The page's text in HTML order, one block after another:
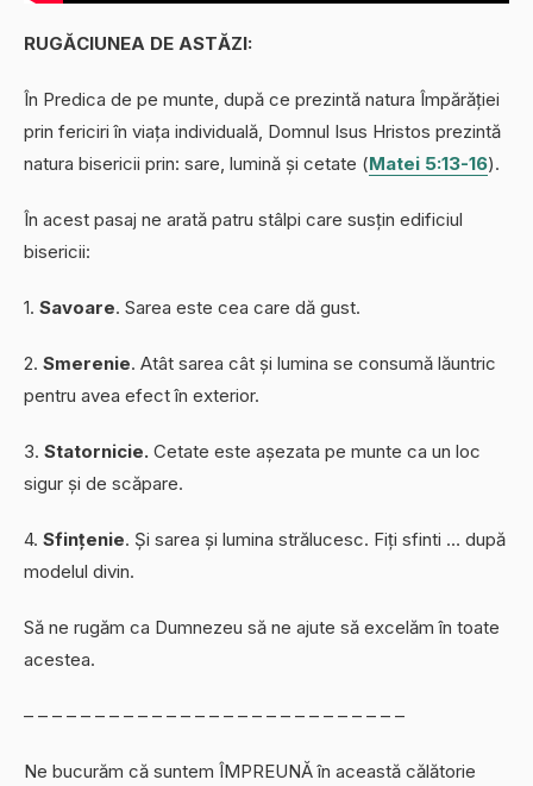
RUGĂCIUNEA DE ASTĂZI:
În Predica de pe munte, după ce prezintă natura Împărăției
prin fericiri în viața individuală, Domnul Isus Hristos prezintă
natura bisericii prin: sare, lumină și cetate (Matei 5:13-16).
În acest pasaj ne arată patru stâlpi care susțin edificiul
bisericii:
1. Savoare. Sarea este cea care dă gust.
2. Smerenie. Atât sarea cât și lumina se consumă lăuntric
pentru avea efect în exterior.
3. Statornicie. Cetate este așezata pe munte ca un loc
sigur și de scăpare.
4. Sfințenie. Și sarea și lumina strălucesc. Fiți sfinti … după
modelul divin.
Să ne rugăm ca Dumnezeu să ne ajute să excelăm în toate
acestea.
– – – – – – – – – – – – – – – – – – – – – – – – – – –
Ne bucurăm că suntem ÎMPREUNĂ în această călătorie